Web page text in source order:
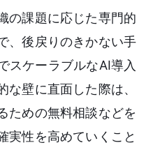
の課題に応じた専門的
、後戻りのきかない手
スケーラブルなAI導入
な壁に直面した際は、
ための無料相談などを
実性を高めていくこと